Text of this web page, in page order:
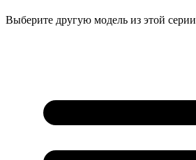
Выберите другую модель из этой серии